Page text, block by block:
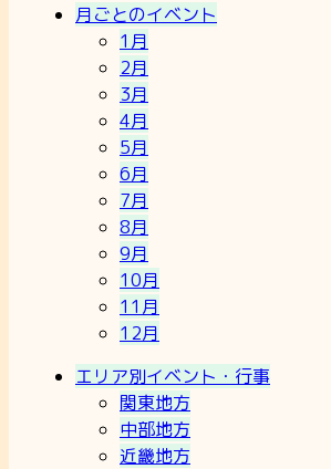
月ごとのイベント
1月
2月
3月
4月
5月
6月
7月
8月
9月
10月
11月
12月
エリア別イベント・行事
関東地方
中部地方
近畿地方